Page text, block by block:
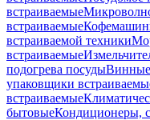
встраиваемые
встраиваемые
встраиваемой техники
встраиваемые
подогрева посуды
упаковщики
встраиваемые
бытовыеКондиционеры,